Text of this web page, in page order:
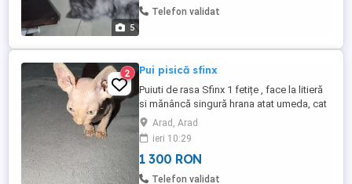
5
noua. Oferta cat tine acest anunt 1+1
Telefon validat
2 Pui pisică sfinx
Puiuti de rasa Sfinx 1 fetițe , face la litieră
si mănâncă singură hrana atat umeda, cat
si uscată. Îi crescută cu grija si iubire, îi
perfect sănătoasă , jucăușă si extrem de
atașată de oameni.
Arad, Arad
ieri 10:29
1 300 RON
Telefon validat